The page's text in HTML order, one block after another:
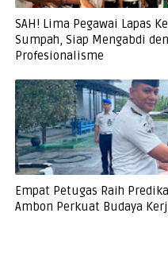
SAH! Lima Pegawai Lapas
Sumpah, Siap Mengabdi
Profesionalisme
Empat Petugas Raih
Ambon Perkuat Budaya